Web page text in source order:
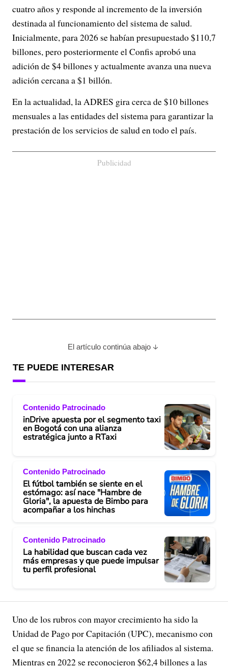
cuatro años y responde al incremento de la inversión
destinada al funcionamiento del sistema de salud.
Inicialmente, para 2026 se habían presupuestado $110,7
billones, pero posteriormente el Confis aprobó una
adición de $4 billones y actualmente avanza una nueva
adición cercana a $1 billón.
En la actualidad, la ADRES gira cerca de $10 billones
mensuales a las entidades del sistema para garantizar la
prestación de los servicios de salud en todo el país.
Publicidad
El artículo continúa abajo
TE PUEDE INTERESAR
Contenido Patrocinado
inDrive apuesta por el segmento taxi
en Bogotá con una alianza
estratégica junto a RTaxi
Contenido Patrocinado
El fútbol también se siente en el
estómago: así nace "Hambre de
Gloria", la apuesta de Bimbo para
acompañar a los hinchas
Contenido Patrocinado
La habilidad que buscan cada vez
más empresas y que puede impulsar
tu perfil profesional
Uno de los rubros con mayor crecimiento ha sido la
Unidad de Pago por Capitación (UPC), mecanismo con
el que se financia la atención de los afiliados al sistema.
Mientras en 2022 se reconocieron $62,4 billones a las